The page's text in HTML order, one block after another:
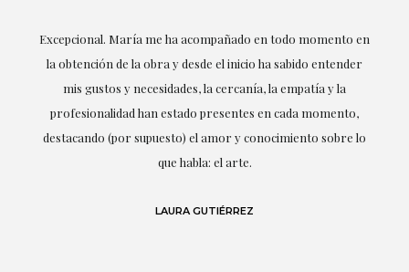
Excepcional. María me ha acompañado en todo momento en
la obtención de la obra y desde el inicio ha sabido entender
mis gustos y necesidades, la cercanía, la empatía y la
profesionalidad han estado presentes en cada momento,
destacando (por supuesto) el amor y conocimiento sobre lo
que habla: el arte.
LAURA GUTIÉRREZ